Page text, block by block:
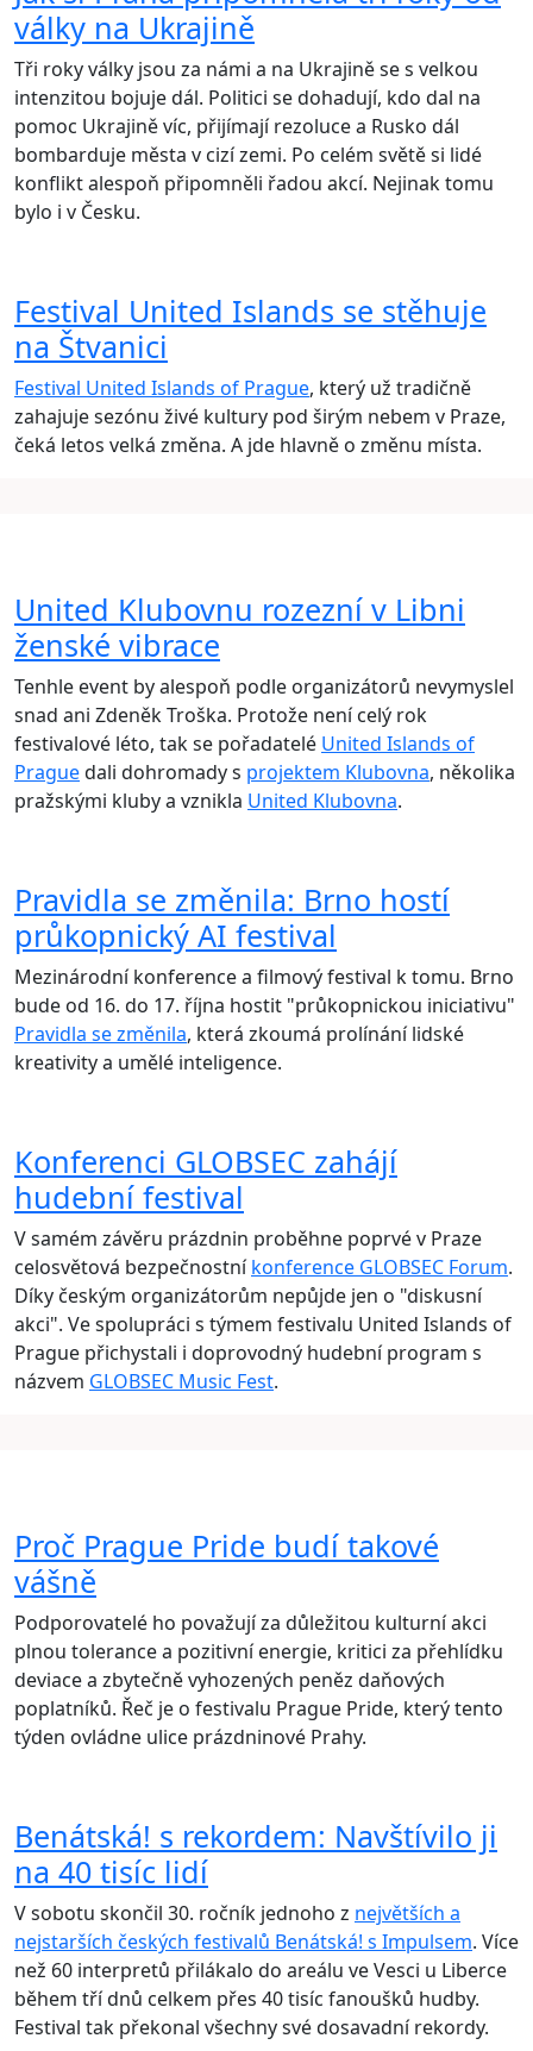
války na Ukrajině
Tři roky války jsou za námi a na Ukrajině se s velkou
intenzitou bojuje dál. Politici se dohadují, kdo dal na
pomoc Ukrajině víc, přijímají rezoluce a Rusko dál
bombarduje města v cizí zemi. Po celém světě si lidé
konflikt alespoň připomněli řadou akcí. Nejinak tomu
bylo i v Česku.
Festival United Islands se stěhuje
na Štvanici
Festival United Islands of Prague, který už tradičně
zahajuje sezónu živé kultury pod širým nebem v Praze,
čeká letos velká změna. A jde hlavně o změnu místa.
United Klubovnu rozezní v Libni
ženské vibrace
Tenhle event by alespoň podle organizátorů nevymyslel
snad ani Zdeněk Troška. Protože není celý rok
festivalové léto, tak se pořadatelé United Islands of
Praguedali dohromady s projektem Klubovna, několika
pražskými kluby a vznikla United Klubovna.
Pravidla se změnila: Brno hostí
průkopnický AI festival
Mezinárodní konference a filmový festival k tomu. Brno
bude od 16. do 17. října hostit "průkopnickou iniciativu"
Pravidla se změnila, která zkoumá prolínání lidské
kreativity a umělé inteligence.
Konferenci GLOBSEC zahájí
hudební festival
V samém závěru prázdnin proběhne poprvé v Praze
celosvětová bezpečnostníkonference GLOBSEC Forum.
Díky českým organizátorům nepůjde jen o "diskusní
akci". Ve spolupráci s týmem festivalu United Islands of
Prague přichystali i doprovodný hudební program s
názvem GLOBSEC Music Fest.
Proč Prague Pride budí takové
vášně
Podporovatelé ho považují za důležitou kulturní akci
plnou tolerance a pozitivní energie, kritici za přehlídku
deviace a zbytečně vyhozených peněz daňových
poplatníků. Řeč je o festivalu Prague Pride, který tento
týden ovládne ulice prázdninové Prahy.
Benátská! s rekordem: Navštívilo ji
na 40 tisíc lidí
V sobotu skončil 30. ročník jednoho z největších a
nejstarších českých festivalů Benátská! s Impulsem. Více
než 60 interpretů přilákalo do areálu ve Vesci u Liberce
během tří dnů celkem přes 40 tisíc fanoušků hudby.
Festival tak překonal všechny své dosavadní rekordy.